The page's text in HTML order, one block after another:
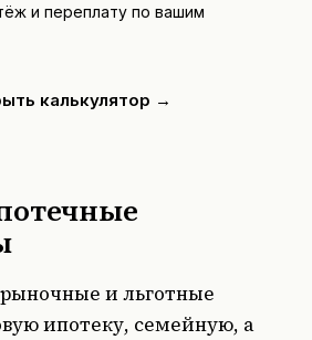
и переплату по вашим
калькулятор →
и льготные
ипотеку, семейную, а